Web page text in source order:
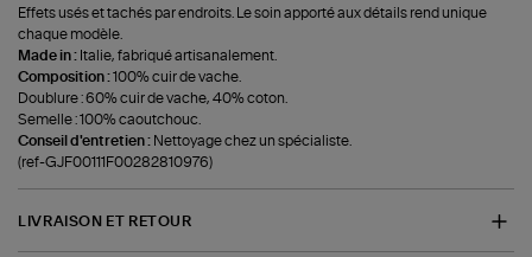
Effets usés et tachés par endroits. Le soin apporté aux détails rend unique
chaque modèle.
Made in : Italie, fabriqué artisanalement.
Composition :100% cuir de vache.
Doublure : 60% cuir de vache, 40% coton.
Semelle : 100% caoutchouc.
Conseil d'entretien : Nettoyage chez un spécialiste.
(ref-GJF00111F00282810976)
LIVRAISON ET RETOUR